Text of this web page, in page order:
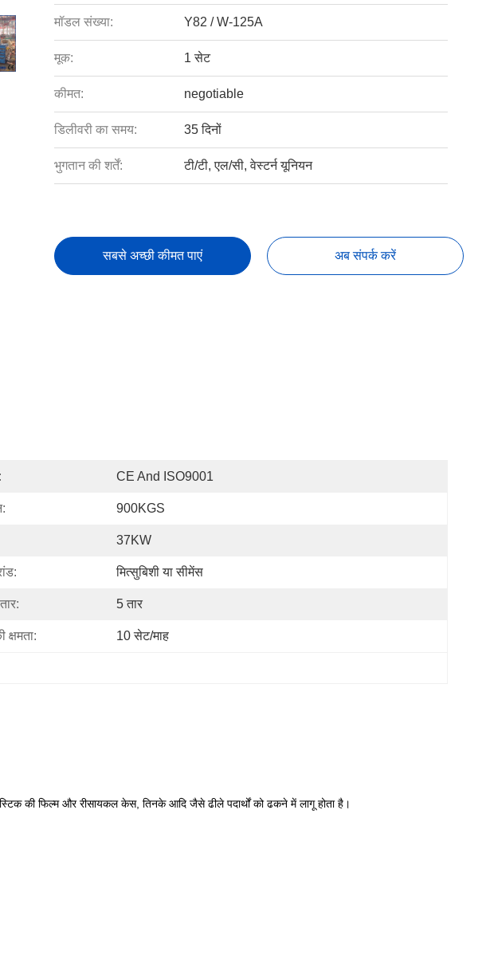
मॉडल संख्या: Y82 / W-125A
मूक: 1 सेट
कीमत: negotiable
डिलीवरी का समय: 35 दिनों
भुगतान की शर्तें: टी/टी, एल/सी, वेस्टर्न यूनियन
सबसे अच्छी कीमत पाएं अब संपर्क करें
CE And ISO9001
900KGS
37KW
मित्सुबिशी या सीमेंस
5 तार
क्षमता: 10 सेट/माह
की फिल्म और रीसायकल केस, तिनके आदि जैसे ढीले पदार्थों को ढकने में लागू होता है।